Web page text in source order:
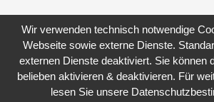
Wir verwenden technisch notwendige
Webseite sowie externe Dienste.
externen Dienste deaktiviert. Sie können
belieben aktivieren & deaktivieren. Für
lesen Sie unsere